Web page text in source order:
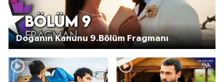
Doğanın Kanunu 9.Bölüm Fragmanı